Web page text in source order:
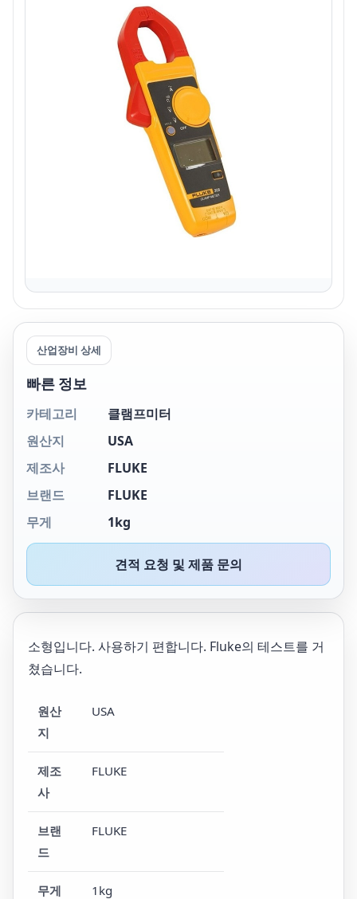
산업장비 상세
빠른 정보
카테고리
클램프미터
원산지
USA
제조사
FLUKE
브랜드
FLUKE
무게
1kg
견적 요청 및 제품 문의
소형입니다. 사용하기 편합니다. Fluke의 테스트를 거
쳤습니다.
원산
지
USA
제조
사
FLUKE
브랜
드
FLUKE
무게 1kg